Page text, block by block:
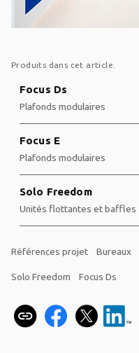
Produits dans cet article:
Focus Ds
Plafonds modulaires
Focus E
Plafonds modulaires
Solo Freedom
Unités flottantes et baffles
Références projet Bureaux
Solo Freedom Focus Ds